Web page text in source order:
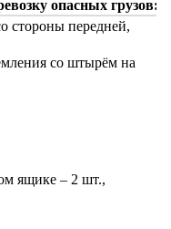
опасных грузов:
стороны передней,
со штырём на
ящике – 2 шт.,